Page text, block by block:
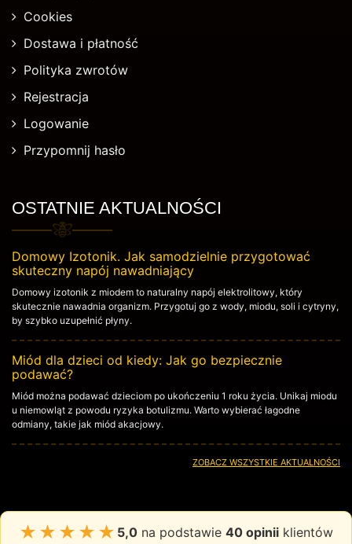
Cookies
Dostawa i płatność
Polityka zwrotów
Rejestracja
Logowanie
Przypomnij hasło
OSTATNIE AKTUALNOŚCI
Domowy Izotonik. Jak samodzielnie przygotować
skuteczny napój nawadniający
Domowy izotonik z miodem to naturalny napój elektrolitowy, który
skutecznie nawadnia organizm. Przygotuj go z wody, miodu, soli i cytryny,
by szybko uzupełnić płyny.
Miód dla dzieci od kiedy: Jak go bezpiecznie
podawać?
Miód można podawać dzieciom po ukończeniu 1 roku życia. Unikaj miodu
u niemowląt z powodu ryzyka botulizmu. Warto wybierać łagodne
odmiany, takie jak miód akacjowy.
ZOBACZ WSZYSTKIE AKTUALNOŚCI
★★★★★ 5,0 na podstawie 40 opinii klientów